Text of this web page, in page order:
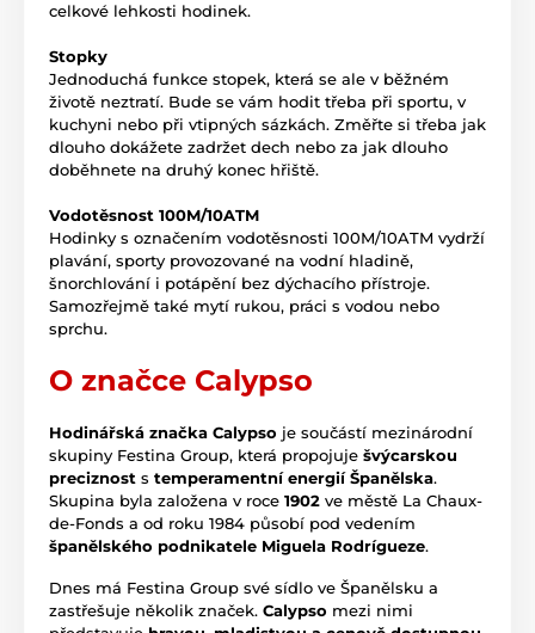
celkové lehkosti hodinek.
Stopky
Jednoduchá funkce stopek, která se ale v běžném
životě neztratí. Bude se vám hodit třeba při sportu, v
kuchyni nebo při vtipných sázkách. Změřte si třeba jak
dlouho dokážete zadržet dech nebo za jak dlouho
doběhnete na druhý konec hřiště.
Vodotěsnost 100M/10ATM
Hodinky s označením vodotěsnosti 100M/10ATM vydrží
plavání, sporty provozované na vodní hladině,
šnorchlování i potápění bez dýchacího přístroje.
Samozřejmě také mytí rukou, práci s vodou nebo
sprchu.
O značce Calypso
Hodinářská značka Calypso je součástí mezinárodní
skupiny Festina Group, která propojuje švýcarskou
preciznost s temperamentní energií Španělska.
Skupina byla založena v roce 1902 ve městě La Chaux-
de-Fonds a od roku 1984 působí pod vedením
španělského podnikatele Miguela Rodrígueze.
Dnes má Festina Group své sídlo ve Španělsku a
zastřešuje několik značek. Calypso mezi nimi